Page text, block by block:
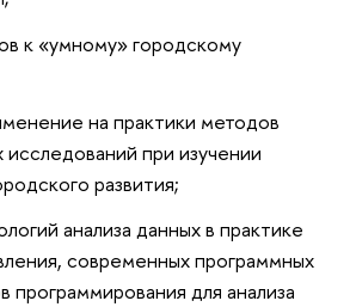
к «умному» городскому
на практики методов
при изучении
развития;
анализа данных в практике
современных программных
программирования для анализа